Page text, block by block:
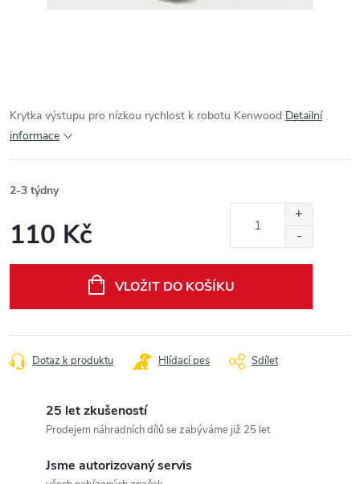
Krytka výstupu pro nízkou rychlost k robotu Kenwood Detailní
informace
2-3 týdny
110 Kč
VLOŽIT DO KOŠÍKU
Dotaz k produktu Hlídací pes Sdílet
25 let zkušeností
Prodejem náhradních dílů se zabýváme již 25 let
Jsme autorizovaný servis